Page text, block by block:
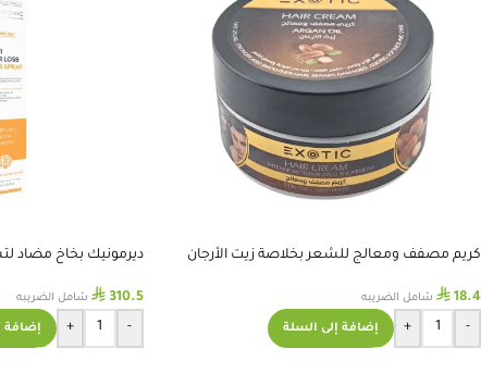
كريم مصفف ومعالج للشعر بخلاصة زيت الأرجان
⃁ 18.4 شامل الضريبه
-
+ إضافة إلى السلة
ديرمونيك بخاخ مضاد
⃁310.5 شامل الضريبه
-
+ إضافة